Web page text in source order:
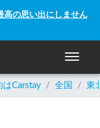
の思い出にしません
ナビゲ
Carstay / 全国 / 東